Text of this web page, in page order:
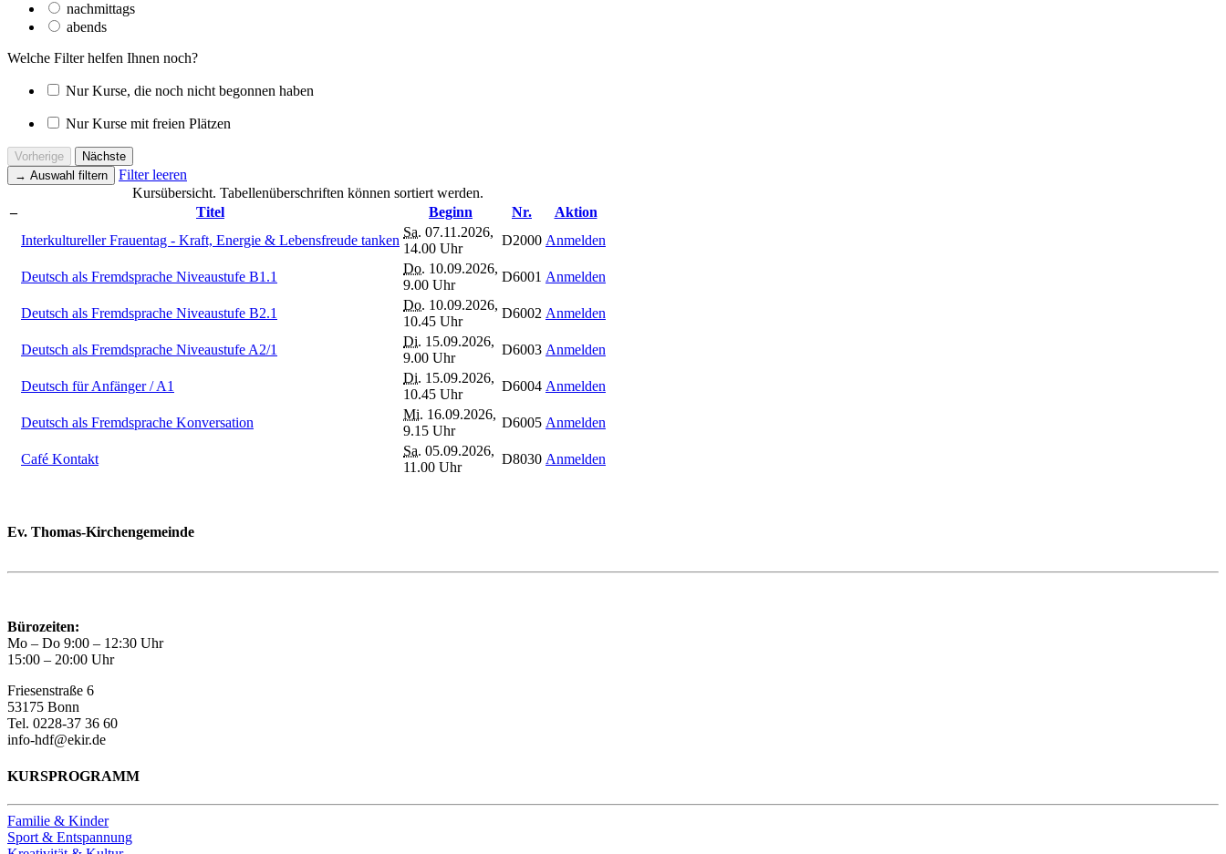
nachmittags
abends
Welche Filter helfen Ihnen noch?
Nur Kurse, die noch nicht begonnen haben
Nur Kurse mit freien Plätzen
Vorherige
Nächste
→ Auswahl filtern
Filter leeren
Kursübersicht. Tabellenüberschriften können sortiert werden.
–
Titel Beginn Nr.
Aktion
Interkultureller Frauentag - Kraft, Energie & Lebensfreude tanken
Sa. 07.11.2026,
14.00 Uhr
D2000 Anmelden
Deutsch als Fremdsprache Niveaustufe B1.1
Do. 10.09.2026,
9.00 Uhr
D6001 Anmelden
Deutsch als Fremdsprache Niveaustufe B2.1
Do. 10.09.2026,
10.45 Uhr
D6002 Anmelden
Deutsch als Fremdsprache Niveaustufe A2/1
Di. 15.09.2026,
9.00 Uhr
D6003 Anmelden
Deutsch für Anfänger / A1
Di. 15.09.2026,
10.45 Uhr
D6004 Anmelden
Deutsch als Fremdsprache Konversation
Mi. 16.09.2026,
9.15 Uhr
D6005 Anmelden
Café Kontakt
Sa. 05.09.2026,
11.00 Uhr
D8030 Anmelden
Ev. Thomas-Kirchengemeinde
Bürozeiten:
Mo – Do 9:00 – 12:30 Uhr
15:00 – 20:00 Uhr
Friesenstraße 6
53175 Bonn
Tel. 0228-37 36 60
info-hdf@ekir.de
KURSPROGRAMM
Familie & Kinder
Sport & Entspannung